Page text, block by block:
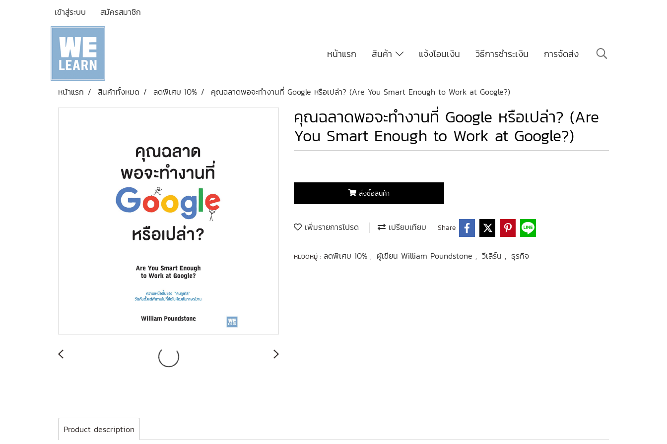
เข้าสู่ระบบ สมัครสมาชิก
หน้าแรก สินค้า แจ้งโอนเงิน วิธีการชำระเงิน การจัดส่ง
หน้าแรก สินค้าทั้งหมด ลดพิเศษ 10% คุณฉลาดพอจะทำงานที่ Google หรือเปล่า? (Are You Smart Enough to Work at Google?)
คุณฉลาดพอจะทำงานที่ Google หรือเปล่า? (Are
You Smart Enough to Work at Google?)
สั่งซื้อสินค้า
เพิ่มรายการโปรด เปรียบเทียบ Share
หมวดหมู่ : ลดพิเศษ 10% , ผู้เขียน William Poundstone , วีเลิร์น , ธุรกิจ
Product description